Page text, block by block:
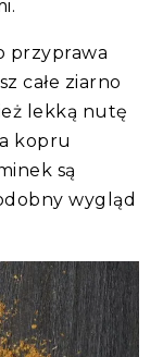
przyprawa
całe ziarno
lekką nutę
kopru
są
wygląd